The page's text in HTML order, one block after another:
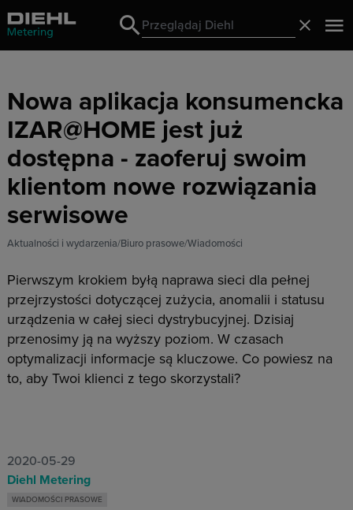
Search
Search
Nowa aplikacja konsumencka
IZAR@HOME jest już
dostępna - zaoferuj swoim
klientom nowe rozwiązania
serwisowe
Aktualności i wydarzenia Biuro prasowe Wiadomości
Pierwszym krokiem byłą naprawa sieci dla pełnej
przejrzystości dotyczącej zużycia, anomalii i statusu
urządzenia w całej sieci dystrybucyjnej. Dzisiaj
przenosimy ją na wyższy poziom. W czasach
optymalizacji informacje są kluczowe. Co powiesz na
to, aby Twoi klienci z tego skorzystali?
2020-05-29
Diehl Metering
WIADOMOŚCI PRASOWE